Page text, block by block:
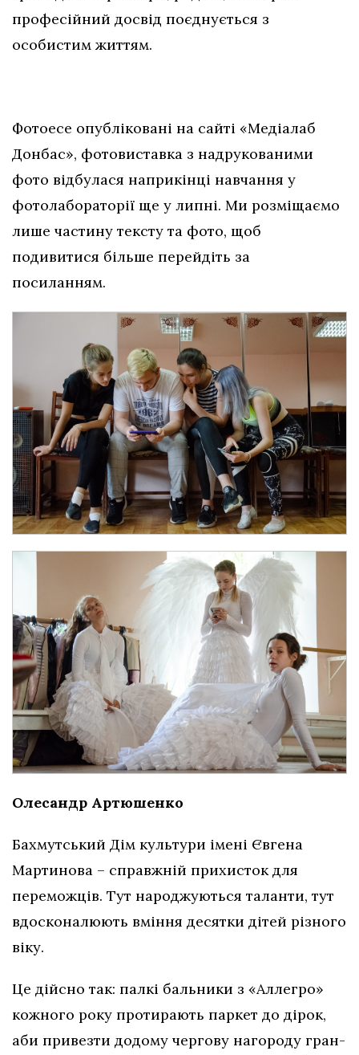
професійний досвід поєднується з
особистим життям.
Фотоесе опубліковані на сайті «Медіалаб
Донбас», фотовиставка з надрукованими
фото відбулася наприкінці навчання у
фотолабораторії ще у липні. Ми розміщаємо
лише частину тексту та фото, щоб
подивитися більше перейдіть за
посиланням.
Олесандр Артюшенко
Бахмутський Дім культури імені Євгена
Мартинова – справжній прихисток для
переможців. Тут народжуються таланти, тут
вдосконалюють вміння десятки дітей різного
віку.
Це дійсно так: палкі бальники з «Аллегро»
кожного року протирають паркет до дірок,
аби привезти додому чергову нагороду гран-